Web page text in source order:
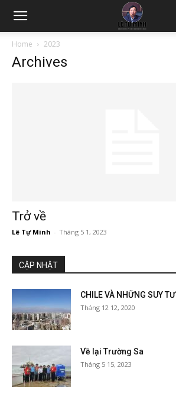
Home 2023
Archives
Trở về
Lê Tự Minh - Tháng 5 1, 2023
CẬP NHẬT
CHILE VÀ NHỮNG SUY TƯ
Tháng 12 12, 2020
Về lại Trường Sa
Tháng 5 15, 2023